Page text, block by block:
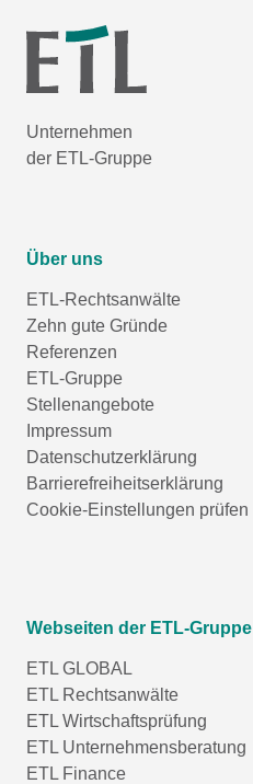
Unternehmen
der ETL-Gruppe
Über uns
ETL-Rechtsanwälte
Zehn gute Gründe
Referenzen
ETL-Gruppe
Stellenangebote
Impressum
Datenschutzerklärung
Barrierefreiheitserklärung
Cookie-Einstellungen prüfen
Webseiten der ETL-Gruppe
ETL GLOBAL
ETL Rechtsanwälte
ETL Wirtschaftsprüfung
ETL Unternehmensberatung
ETL Finance